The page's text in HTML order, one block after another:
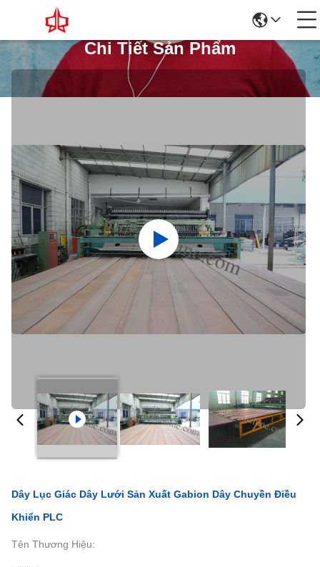
Chi Tiết Sản Phẩm
Dây Lục Giác Dây Lưới Sản Xuất Gabion Dây Chuyền Điều
Khiển PLC
Tên Thương Hiệu: